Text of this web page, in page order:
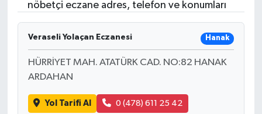
nöbetçi eczane adres, telefon ve konumları
Veraseli Yolaçan Eczanesi Hanak
HÜRRİYET MAH. ATATÜRK CAD. NO:82 HANAK
ARDAHAN
Yol Tarifi Al 0 (478) 611 25 42
ÖZEL HABER
RÖPORTAJLAR
SAĞLIK
SİYASET